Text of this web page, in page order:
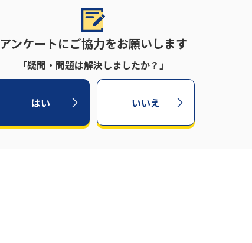
アンケートにご協力をお願いします
「疑問・問題は解決しましたか？」
はい いいえ